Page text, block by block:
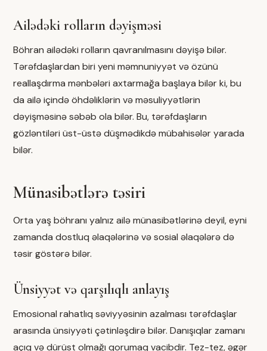
Ailədəki rolların dəyişməsi
Böhran ailədəki rolların qavranılmasını dəyişə bilər.
Tərəfdaşlardan biri yeni məmnuniyyət və özünü
reallaşdırma mənbələri axtarmağa başlaya bilər ki, bu
da ailə içində öhdəliklərin və məsuliyyətlərin
dəyişməsinə səbəb ola bilər. Bu, tərəfdaşların
gözləntiləri üst-üstə düşmədikdə mübahisələr yarada
bilər.
Münasibətlərə təsiri
Orta yaş böhranı yalnız ailə münasibətlərinə deyil, eyni
zamanda dostluq əlaqələrinə və sosial əlaqələrə də
təsir göstərə bilər.
Ünsiyyət və qarşılıqlı anlayış
Emosional rahatlıq səviyyəsinin azalması tərəfdaşlar
arasında ünsiyyəti çətinləşdirə bilər. Danışıqlar zamanı
açıq və dürüst olmağı qorumaq vacibdir. Tez-tez, əgər